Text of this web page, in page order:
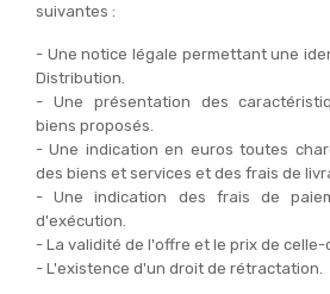
suivantes :
- Une notice légale permettant une
Distribution.
- Une présentation des
biens proposés.
- Une indication en euros toutes
des biens et services et des frais de
- Une indication des frais de
d'exécution.
- La validité de l'offre et le prix de celle-
- L'existence d'un droit de rétractation.